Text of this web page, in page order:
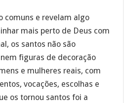
comuns e revelam algo
mais perto de Deus com
os santos não são
figuras de decoração
e mulheres reais, com
vocações, escolhas e
os tornou santos foi a